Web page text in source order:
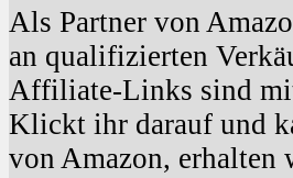
Als Partner von
an qualifizierten
Affiliate-Links sind
Klickt ihr darauf und
von Amazon, erhalten